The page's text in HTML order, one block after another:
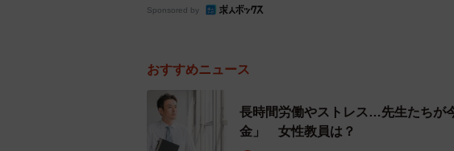
突然の担任受け持ちに「完全にパニック状態
@hinorie555さん自身が初めて担任を受け持ったの
期は非常勤講師として勤務し、夏休み直前に産休へ
Sponsored by
おすすめニュース
長時間労働やストレス…先生たち
金」 女性教員は？